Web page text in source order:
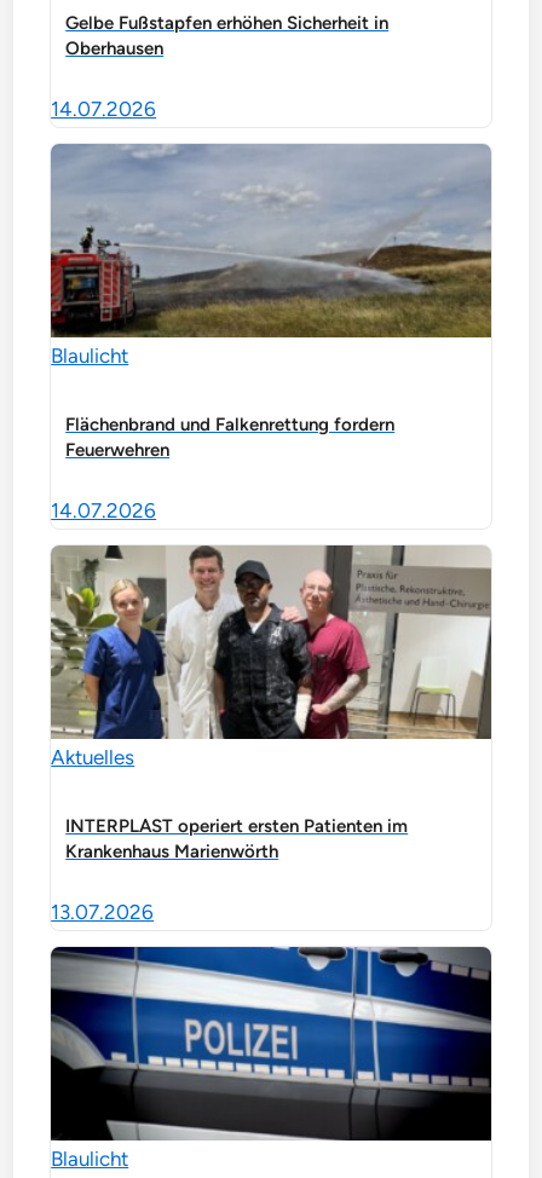
Gelbe Fußstapfen erhöhen Sicherheit in
Oberhausen
14.07.2026
Blaulicht
Flächenbrand und Falkenrettung fordern
Feuerwehren
14.07.2026
Aktuelles
INTERPLAST operiert ersten Patienten im
Krankenhaus Marienwörth
13.07.2026
Blaulicht